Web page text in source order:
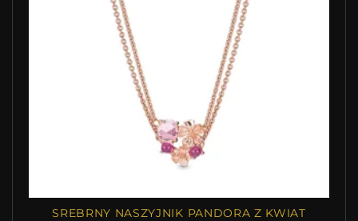
SREBRNY NASZYJNIK PANDORA Z KWIAT